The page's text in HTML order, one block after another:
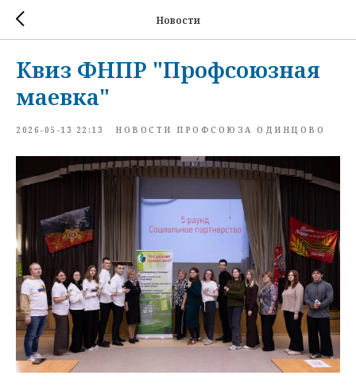
Новости
Квиз ФНПР "Профсоюзная
маевка"
2026-05-13 22:13 НОВОСТИ ПРОФСОЮЗА ОДИНЦОВО